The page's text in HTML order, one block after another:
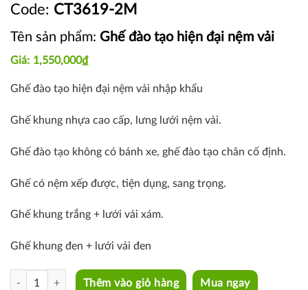
CT3619-2M
Tên sản phẩm: Ghế đào tạo hiện đại nệm vải
1,550,000₫
Ghế đào tạo hiện đại nệm vải nhập khẩu
Ghế khung nhựa cao cấp, lưng lưới nệm vải.
Ghế đào tạo không có bánh xe, ghế đào tạo chân cố định.
Ghế có nệm xếp được, tiện dụng, sang trọng.
Ghế khung trắng + lưới vải xám.
Ghế khung đen + lưới vải đen
CT3619-2M quantity
Thêm vào giỏ hàng Mua ngay